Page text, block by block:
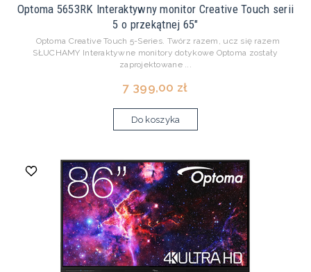
Optoma 5653RK Interaktywny monitor Creative Touch serii
5 o przekątnej 65"
Optoma Creative Touch 5-Series. Twórz razem, ucz się razem
SŁUCHAMY Interaktywne monitory dotykowe Optoma zostały
zaprojektowane ...
7 399,00 zł
Do koszyka